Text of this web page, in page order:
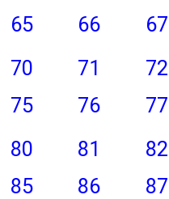
65
66 67
70
71 72
75
76 77
80
81 82
85
86 87